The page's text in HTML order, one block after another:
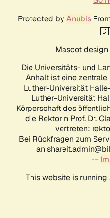
Protected by AnubisFrom
Mascot design
Die Universitäts- und
Anhalt ist eine
Luther-Universität
Luther-Universität
Körperschaft des
die Rektorin Prof. Dr.
vertreten:
Bei Rückfragen zum
an
--
This website is running